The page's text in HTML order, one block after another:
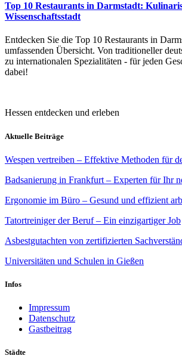
Top 10 Restaurants in Darmstadt:
Wissenschaftsstadt
Entdecken Sie die Top 10 Restaurants in
umfassenden Übersicht. Von traditioneller
zu internationalen Spezialitäten - für jeden
dabei!
Hessen entdecken und erleben
Aktuelle Beiträge
Wespen vertreiben – Effektive Methoden für
Badsanierung in Frankfurt – Experten für Ihr
Ergonomie im Büro – Gesund und effizient
Tatortreiniger der Beruf – Ein einzigartiger Job
Asbestgutachten von zertifizierten
Universitäten und Schulen in Gießen
Infos
Impressum
Datenschutz
Gastbeitrag
Städte